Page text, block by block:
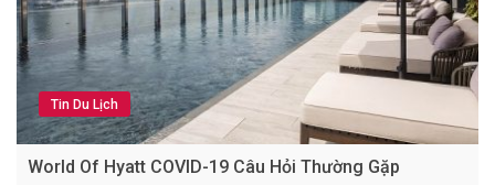
Tin Du Lịch
World Of Hyatt COVID-19 Câu Hỏi Thường Gặp